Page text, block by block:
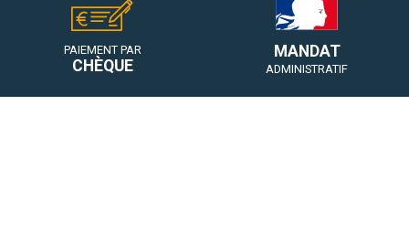
PAIEMENT PAR
CHÈQUE
MANDAT
ADMINISTRATIF